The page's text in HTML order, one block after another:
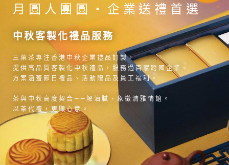
月圓人團圓・企業送禮首選
中秋客製化禮品服務
三葉茶專注香港中秋企業禮品訂製，
提供高品質客製化中秋禮品，服務過百家跨國企業。
方案涵蓋節日禮品、活動贈品及員工福利。
茶與中秋高度契合——解油膩、象徵清雅情誼。
以茶代禮，更顯心意。